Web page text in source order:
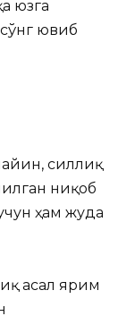
юзга
ювиб
силлиқ
ниқоб
ҳам жуда
асал ярим